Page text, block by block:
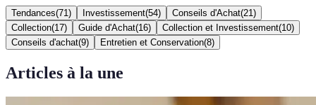
Tendances(71 ) Investissement(54) Conseils d'Achat(21 )
Collection(17) Guide d'Achat(16) Collection et Investissement(10)
Conseils d'achat(9) Entretien et Conservation(8)
Articles à la une